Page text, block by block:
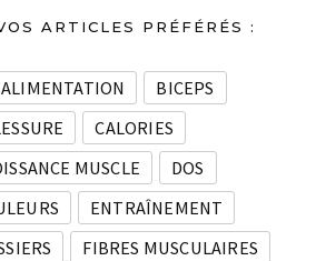
ARTICLES PRÉFÉRÉS :
ALIMENTATION
BICEPS
CALORIES
MUSCLE
DOS
ENTRAÎNEMENT
FIBRES MUSCULAIRES